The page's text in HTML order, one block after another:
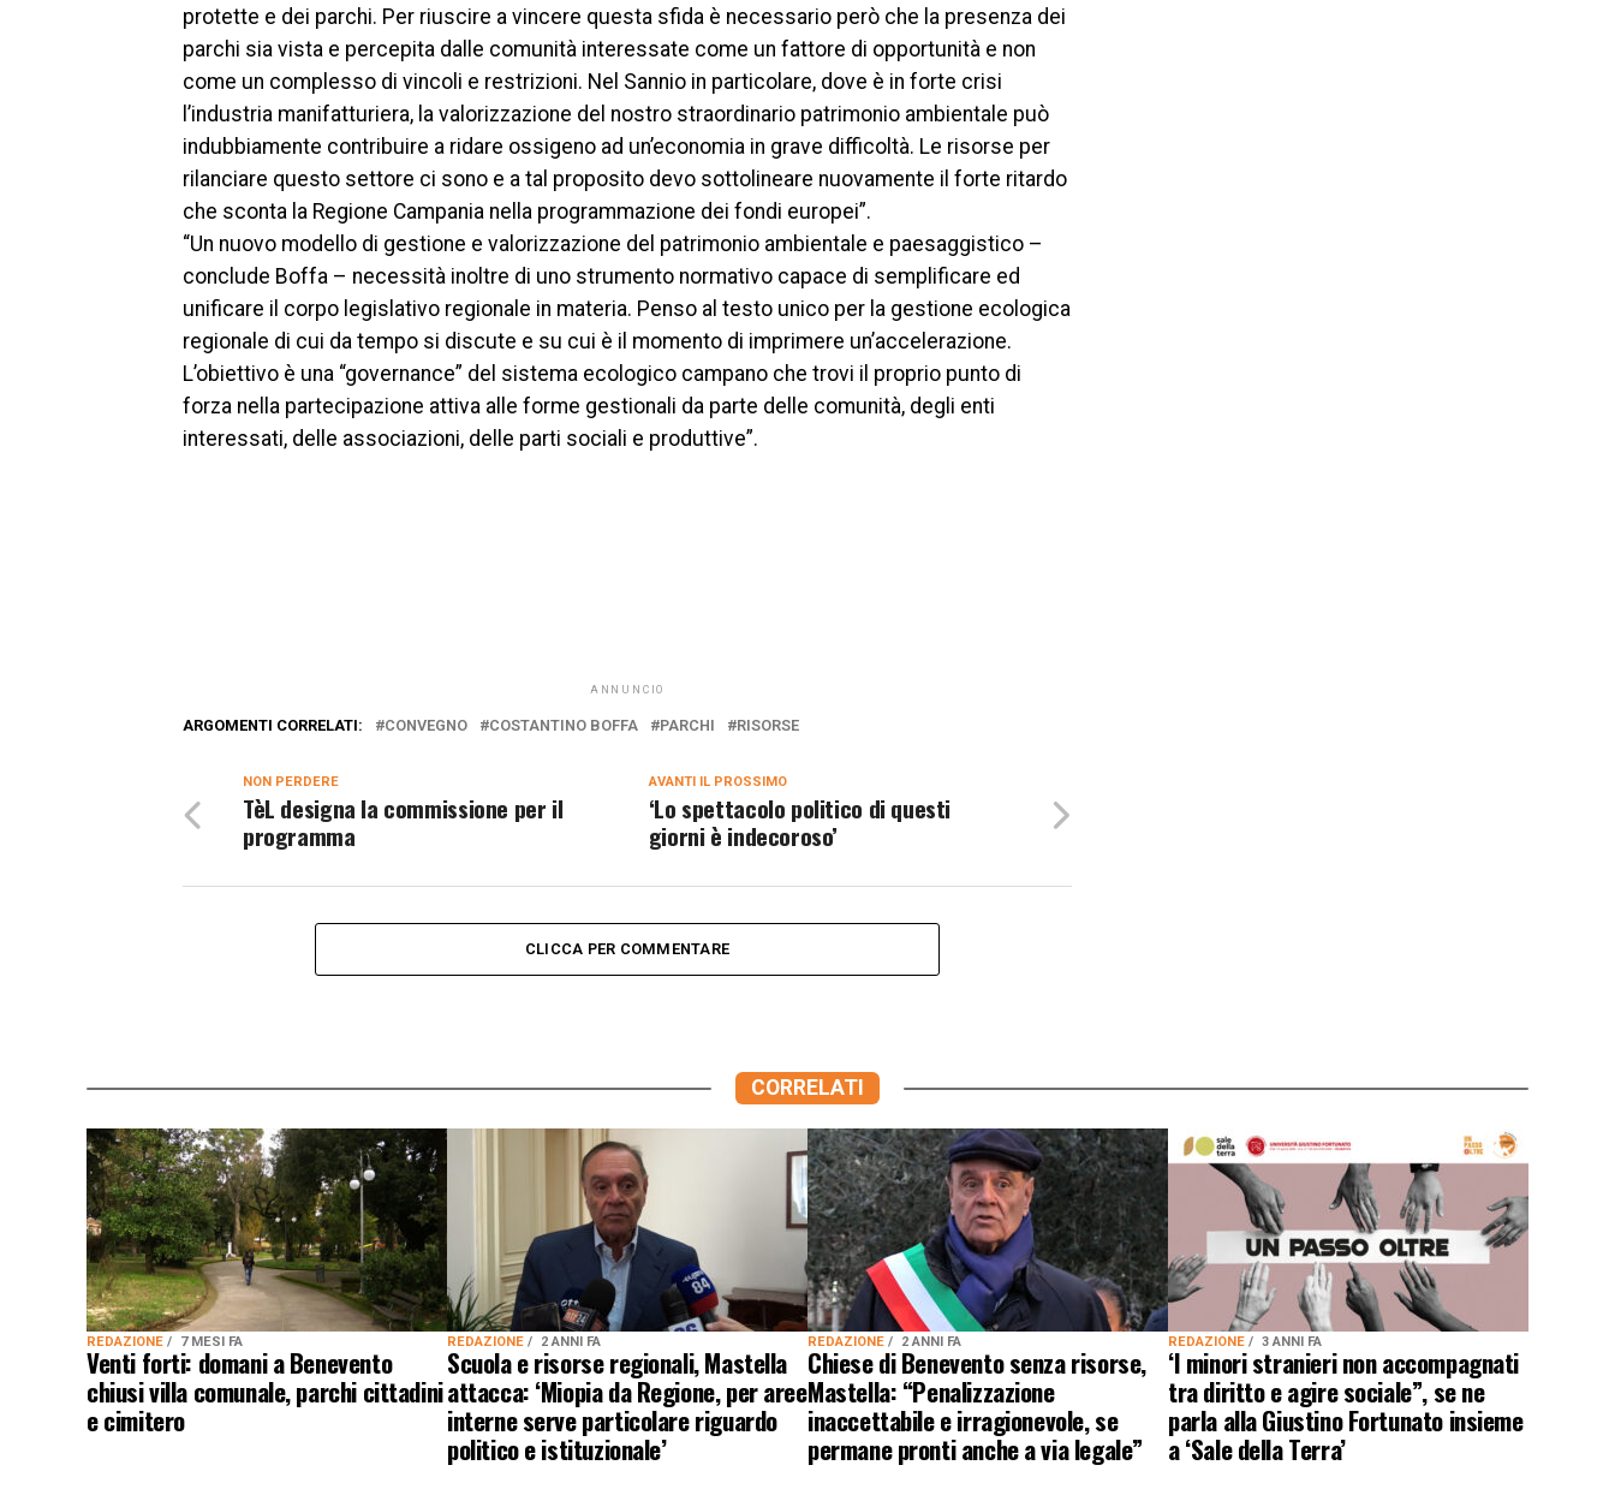
protette e dei parchi. Per riuscire a vincere questa sfida è necessario però che la presenza dei
parchi sia vista e percepita dalle comunità interessate come un fattore di opportunità e non
come un complesso di vincoli e restrizioni. Nel Sannio in particolare, dove è in forte crisi
l’industria manifatturiera, la valorizzazione del nostro straordinario patrimonio ambientale può
indubbiamente contribuire a ridare ossigeno ad un’economia in grave difficoltà. Le risorse per
rilanciare questo settore ci sono e a tal proposito devo sottolineare nuovamente il forte ritardo
che sconta la Regione Campania nella programmazione dei fondi europei”.
“Un nuovo modello di gestione e valorizzazione del patrimonio ambientale e paesaggistico –
conclude Boffa – necessità inoltre di uno strumento normativo capace di semplificare ed
unificare il corpo legislativo regionale in materia. Penso al testo unico per la gestione ecologica
regionale di cui da tempo si discute e su cui è il momento di imprimere un’accelerazione.
L’obiettivo è una “governance” del sistema ecologico campano che trovi il proprio punto di
forza nella partecipazione attiva alle forme gestionali da parte delle comunità, degli enti
interessati, delle associazioni, delle parti sociali e produttive”.
ANNUNCIO
ARGOMENTI CORRELATI: CONVEGNO COSTANTINO BOFFA PARCHI RISORSE
AVANTI IL ​​PROSSIMO
‘Lo spettacolo politico di questi
giorni è indecoroso’
NON PERDERE
TèL designa la commissione per il
programma
CLICCA PER COMMENTARE
CORRELATI
REDAZIONE 7 MESI FA
Venti forti: domani a Benevento
chiusi villa comunale, parchi cittadini
e cimitero
REDAZIONE 2 ANNI FA
Scuola e risorse regionali, Mastella
attacca: ‘Miopia da Regione, per aree
interne serve particolare riguardo
politico e istituzionale’
REDAZIONE 2 ANNI FA
Chiese di Benevento senza risorse,
Mastella: “Penalizzazione
inaccettabile e irragionevole, se
permane pronti anche a via legale”
REDAZIONE 3 ANNI FA
‘I minori stranieri non accompagnati
tra diritto e agire sociale”, se ne
parla alla Giustino Fortunato insieme
a ‘Sale della Terra’